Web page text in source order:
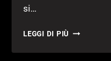
si…
LEGGI DI PIÙ CYBERPUNK
È